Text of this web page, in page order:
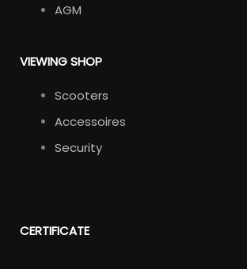
AGM
VIEWING SHOP
Scooters
Accessoires
Security
CERTIFICATE